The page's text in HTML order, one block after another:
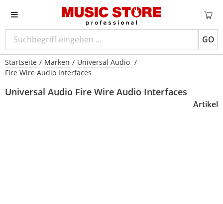
GO
Startseite / Marken / Universal Audio /
Fire Wire Audio Interfaces
Universal Audio Fire Wire Audio Interfaces
Artikel